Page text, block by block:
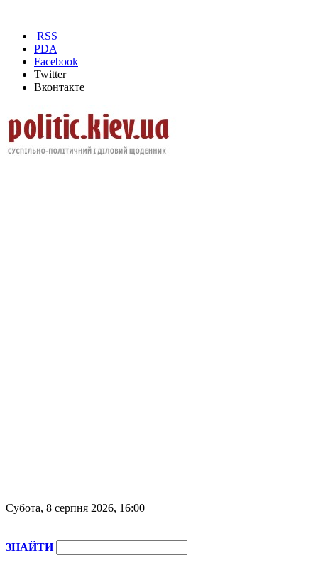
RSS
PDA
Facebook
Twitter
Вконтакте
Субота, 8 серпня 2026, 16:00
ЗНАЙТИ